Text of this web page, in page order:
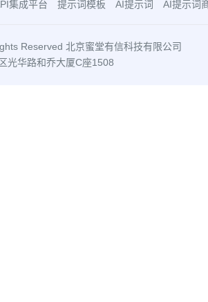
集成平台 提示词模板 AI提示词 AI提示词
Reserved 北京蜜堂有信科技有限公司
光华路和乔大厦C座1508